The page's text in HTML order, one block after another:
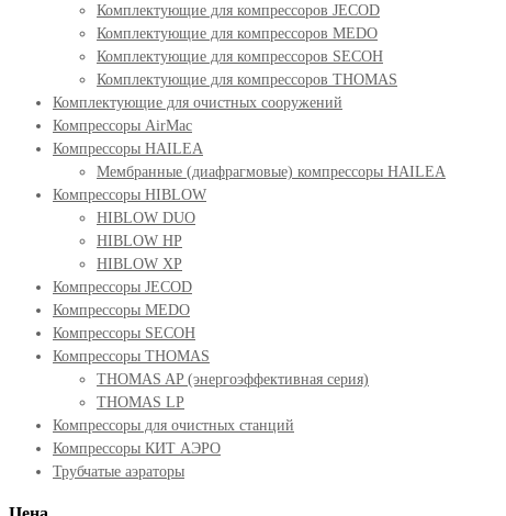
Комплектующие для компрессоров JECOD
Комплектующие для компрессоров MEDO
Комплектующие для компрессоров SECOH
Комплектующие для компрессоров THOMAS
Комплектующие для очистных сооружений
Компрессоры AirMac
Компрессоры HAILEA
Мембранные (диафрагмовые) компрессоры HAILEA
Компрессоры HIBLOW
HIBLOW DUO
HIBLOW HP
HIBLOW XP
Компрессоры JECOD
Компрессоры MEDO
Компрессоры SECOH
Компрессоры THOMAS
THOMAS AP (энергоэффективная серия)
THOMAS LP
Компрессоры для очистных станций
Компрессоры КИТ АЭРО
Трубчатые аэраторы